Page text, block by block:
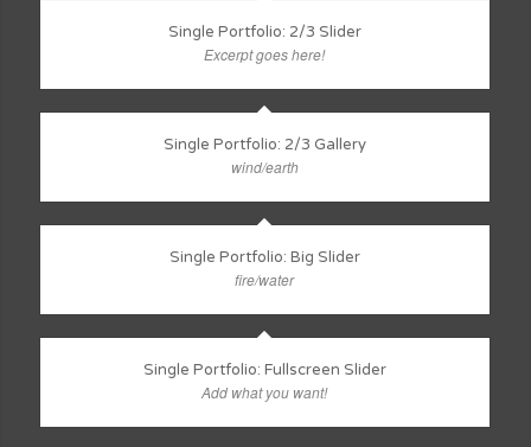
Single Portfolio: 2/3 Slider
Excerpt goes here!
Single Portfolio: 2/3 Gallery
wind/earth
Single Portfolio: Big Slider
fire/water
Single Portfolio: Fullscreen Slider
Add what you want!